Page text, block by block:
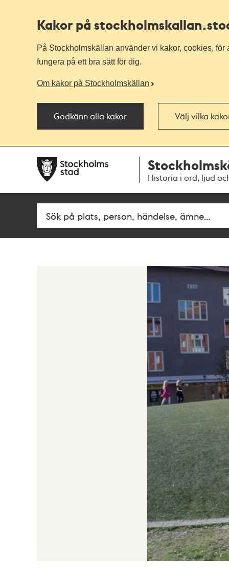
Kakor på stockholmskallan
På Stockholmskällan använder vi kakor, cookies,
fungera på ett bra sätt för dig.
Om kakor på Stockholmskällan
Godkänn alla kakor Välj vilka
navigationen
huvudinnehållet
Historia i ord, ljud
Fritextsök